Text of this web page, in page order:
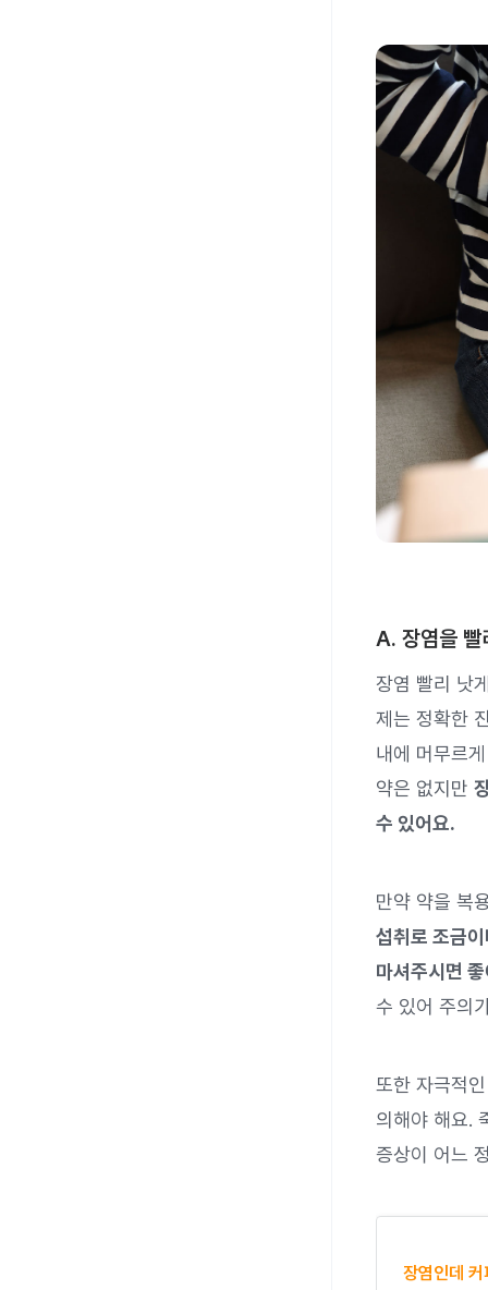
A. 장염을 빨
장염 빨리 낫
제는 정확한
내에 머무르
약은 없지만
수 있어요.
만약 약을 복
섭취로 조금
마셔주시면
수 있어 주의
또한 자극적
의해야 해요.
증상이 어느
장염인데